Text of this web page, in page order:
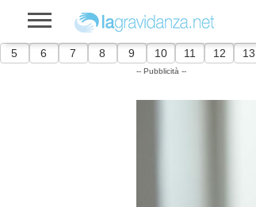
5 6 7 8 9 10 11 12 13
-- Pubblicità --